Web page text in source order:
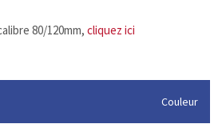
80/120mm, cliquez ici
Couleur